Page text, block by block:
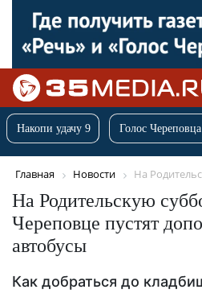
Накопи удачу 9 Голос Череповца
Главная Новости На
На Родительскую
Череповце пустят
автобусы
Как добраться до